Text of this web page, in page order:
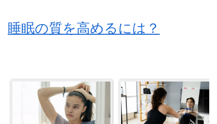
睡眠の質を高めるには？